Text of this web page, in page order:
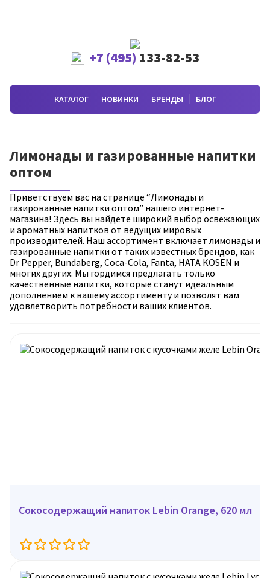
+7 (495) 133-82-53
КАТАЛОГ НОВИНКИ БРЕНДЫ БЛОГ
Лимонады и газированные напитки
оптом
Приветствуем вас на странице “Лимонады и
газированные напитки оптом” нашего интернет-
магазина! Здесь вы найдете широкий выбор освежающих
и ароматных напитков от ведущих мировых
производителей. Наш ассортимент включает лимонады и
газированные напитки от таких известных брендов, как
Dr Pepper, Bundaberg, Coca-Cola, Fanta, HATA KOSEN и
многих других. Мы гордимся предлагать только
качественные напитки, которые станут идеальным
дополнением к вашему ассортименту и позволят вам
удовлетворить потребности ваших клиентов.
Сокосодержащий напиток Lebin Orange, 620 мл